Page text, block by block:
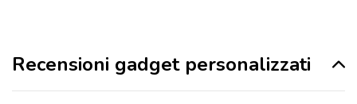
Recensioni gadget personalizzati